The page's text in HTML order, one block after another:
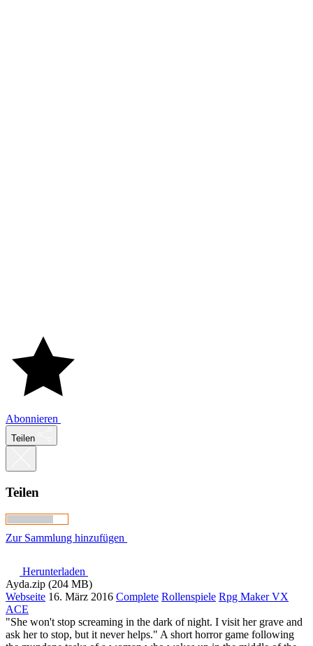
Abonnieren
Teilen
Teilen
Zur Sammlung hinzufügen
Herunterladen
Ayda.zip (204 MB)
Webseite 16. März 2016 Complete Rollenspiele Rpg Maker VX
ACE
"She won't stop screaming in the dark of night. I visit her grave and
ask her to stop, but it never helps." A short horror game following